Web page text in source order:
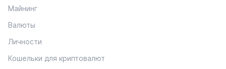
Майнинг
Валюты
Личности
Кошельки для криптовалют